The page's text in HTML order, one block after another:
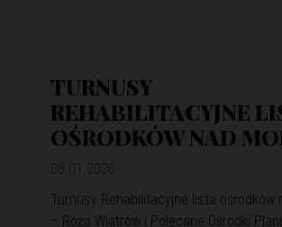
TURNUSY
REHABILITACYJNE
OŚRODKÓW NAD
Turnusy Rehabilitacyjne lista ośrodków
– Róża Wiatrów i Polecane Ośrodki